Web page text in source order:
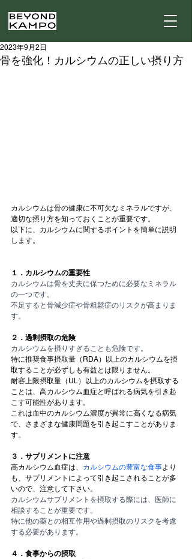
骨を強化！カルシウムの正しい摂り方
2023年9月2日
カルシウムは骨の健康に不可欠なミネラルですが、
適切な摂り方を知っておくことが重要です。
以下に、カルシウムに関するポイントを簡単に説明
します。
１．カルシウムの重要性
カルシウムは骨を丈夫に保つために必要なミネラル
の一つです。
不足すると骨減少症や骨粗鬆症のリスクが高まりま
す。
２．過剰摂取の危険
カルシウムを摂りすぎることも危険です。
特に推奨食事摂取量（RDA）以上のカルシウムを摂
取することが必ずしも有益とは限りません。
耐容上限摂取量（UL）以上のカルシウムを摂取する
ことは、高カルシウム血症と呼ばれる病気を引き起
こす可能性があります。
これは血中のカルシウム濃度が異常に高くなる病気
で、さまざまな健康問題を引き起こすことがありま
す。
３．サプリメントに注意
高カルシウム血症は、 カルシウムの豊富な食事より
も、サプリメントによって引き起こされることが多
いので、注意して下さい。
カルシウムサプリメントを摂取する際には、医師に
相談することが重要です。
特に他の薬との相互作用や過剰摂取のリスクを考慮
する必要があります。
４．食事からの摂取